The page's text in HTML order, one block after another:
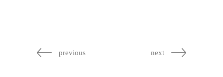
previous next